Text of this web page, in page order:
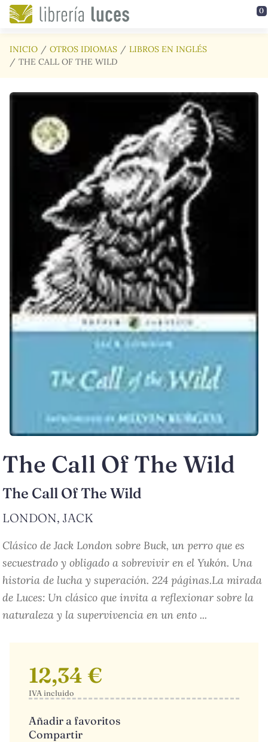
Saltar al contenido principal 0
INICIO OTROS IDIOMAS
LIBROS EN INGLÉS
THE CALL OF THE WILD
The Call Of The Wild
The Call Of The Wild
LONDON, JACK
Clásico de Jack London sobre Buck, un perro que es
secuestrado y obligado a sobrevivir en el Yukón. Una
historia de lucha y superación. 224 páginas.La mirada
de Luces: Un clásico que invita a reflexionar sobre la
naturaleza y la supervivencia en un ento ...
12,34 €
IVA incluido
Añadir a favoritos
Compartir